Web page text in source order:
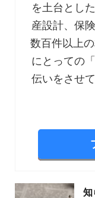
を土台とし
産設計、保
数百件以上
にとっての
伝いをさせ
知